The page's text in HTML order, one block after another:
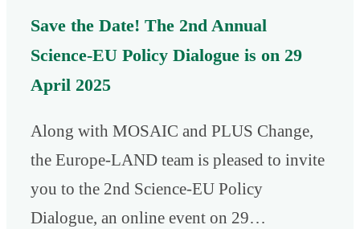
Save the Date! The 2nd Annual
Science-EU Policy Dialogue is on 29
April 2025
Along with MOSAIC and PLUS Change,
the Europe-LAND team is pleased to invite
you to the 2nd Science-EU Policy
Dialogue, an online event on 29…